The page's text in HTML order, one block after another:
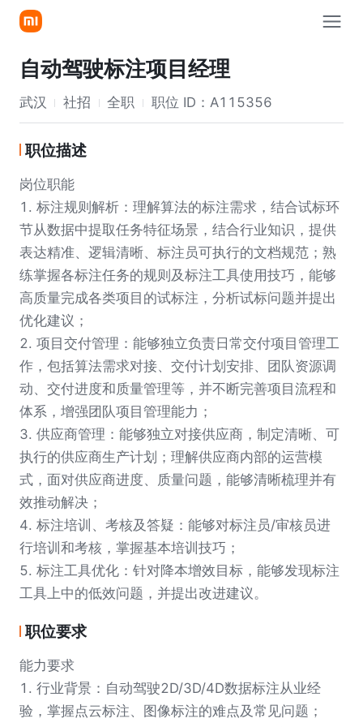
自动驾驶标注项目经理
武汉 社招 全职 职位 ID： A115356
职位描述
岗位职能
1. 标注规则解析：理解算法的标注需求，结合试标环
节从数据中提取任务特征场景，结合行业知识，提供
表达精准、逻辑清晰、标注员可执行的文档规范；熟
练掌握各标注任务的规则及标注工具使用技巧，能够
高质量完成各类项目的试标注，分析试标问题并提出
优化建议；
2. 项目交付管理：能够独立负责日常交付项目管理工
作，包括算法需求对接、交付计划安排、团队资源调
动、交付进度和质量管理等，并不断完善项目流程和
体系，增强团队项目管理能力；
3. 供应商管理：能够独立对接供应商，制定清晰、可
执行的供应商生产计划；理解供应商内部的运营模
式，面对供应商进度、质量问题，能够清晰梳理并有
效推动解决；
4. 标注培训、考核及答疑：能够对标注员/审核员进
行培训和考核，掌握基本培训技巧；
5. 标注工具优化：针对降本增效目标，能够发现标注
职位要求
能力要求
1. 行业背景：自动驾驶2D/3D/4D数据标注从业经
验，掌握点云标注、图像标注的难点及常见问题；